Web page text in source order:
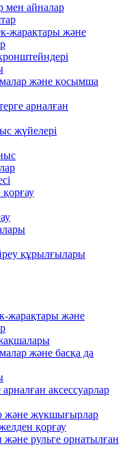
мен айналар
жарақтары және
және қосымша
арналған
жүйелері
құрылғылары
жарақтары және
және басқа да
аксессуарлар
және жүкшығырлар
қорғау
рульге орнатылған